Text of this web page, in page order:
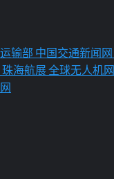
输部 中国交通新闻网
珠海航展全球无人机网